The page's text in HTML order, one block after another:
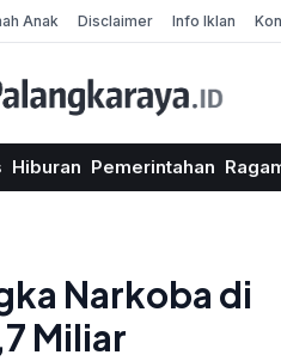
Anak Disclaimer Info Iklan
Hiburan Pemerintahan
Narkoba di
Miliar